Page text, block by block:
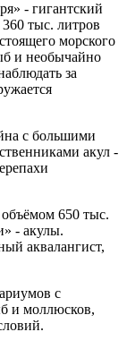
- гигантский
тыс. литров
морского
и необычайно
за
с большими
акул -
650 тыс.
- акулы.
аквалангист,
с
и моллюсков,